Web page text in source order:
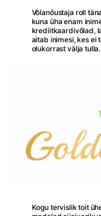
Võlanõustaja roll
kuna üha enam
krediitkaardivõlad,
aitab inimesi, kes ei
olukorrast välja tulla.
Kogu tervislik toit